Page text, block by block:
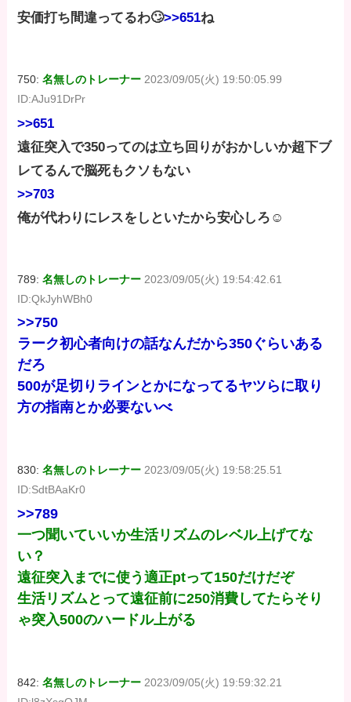
安価打ち間違ってるわ🙄>>651ね
750:名無しのトレーナー 2023/09/05(火) 19:50:05.99
ID:AJu91DrPr
>>651
遠征突入で350ってのは立ち回りがおかしいか超下ブ
レてるんで脳死もクソもない
>>703
俺が代わりにレスをしといたから安心しろ☺
789:名無しのトレーナー 2023/09/05(火) 19:54:42.61
ID:QkJyhWBh0
>>750
ラーク初心者向けの話なんだから350ぐらいある
だろ
500が足切りラインとかになってるヤツらに取り
方の指南とか必要ないべ
830:名無しのトレーナー 2023/09/05(火) 19:58:25.51
ID:SdtBAaKr0
>>789
一つ聞いていいか生活リズムのレベル上げてな
い？
遠征突入までに使う適正ptって150だけだぞ
生活リズムとって遠征前に250消費してたらそり
ゃ突入500のハードル上がる
842:名無しのトレーナー 2023/09/05(火) 19:59:32.21